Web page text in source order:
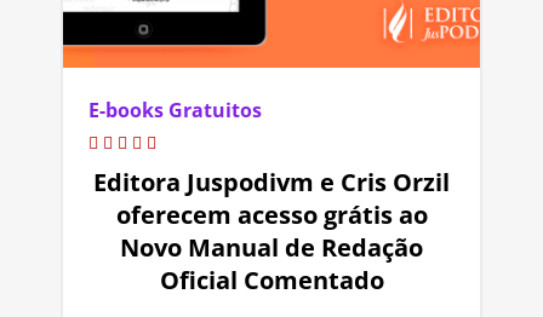
E-books Gratuitos
Editora Juspodivm e Cris Orzil
oferecem acesso grátis ao
Novo Manual de Redação
Oficial Comentado